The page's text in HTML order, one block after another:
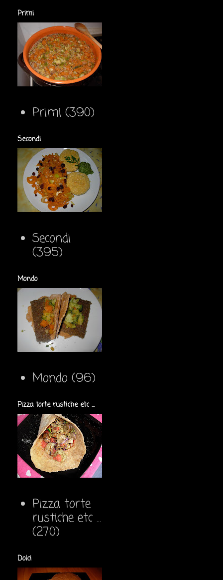
Primi
Primi (390)
Secondi
Secondi
(395)
Mondo
Mondo (96)
Pizza torte rustiche etc ...
Pizza torte
rustiche etc ...
(270)
Dolci